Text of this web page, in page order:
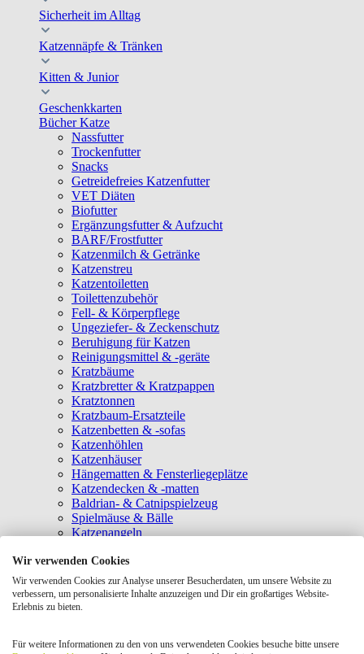
Sicherheit im Alltag
Katzennäpfe & Tränken
Kitten & Junior
Geschenkkarten
Bücher Katze
Nassfutter
Trockenfutter
Snacks
Getreidefreies Katzenfutter
VET Diäten
Biofutter
Ergänzungsfutter & Aufzucht
BARF/Frostfutter
Katzenmilch & Getränke
Katzenstreu
Katzentoiletten
Toilettenzubehör
Fell- & Körperpflege
Ungeziefer- & Zeckenschutz
Beruhigung für Katzen
Reinigungsmittel & -geräte
Kratzbäume
Kratzbretter & Kratzpappen
Kratztonnen
Kratzbaum-Ersatzteile
Katzenbetten & -sofas
Katzenhöhlen
Katzenhäuser
Hängematten & Fensterliegeplätze
Katzendecken & -matten
Baldrian- & Catnipspielzeug
Spielmäuse & Bälle
Katzenangeln
Laserpointer & Elektrospielzeug
Katzentunnel
Clicker & Target Sticks für Katzen
Weiteres Katzenspielzeug
Tragetaschen
Wir verwenden Cookies
Wir verwenden Cookies zur Analyse unserer Besucherdaten, um unsere Website zu
verbessern, um personalisierte Inhalte anzuzeigen und Dir ein großartiges Website-
Erlebnis zu bieten.
Für weitere Informationen zu den von uns verwendeten Cookies besuche bitte unsere